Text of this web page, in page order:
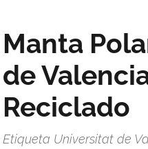
Manta
de
Reciclado
Etiqueta Universitat de